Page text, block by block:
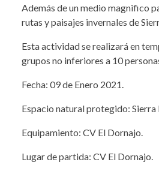
Además de un medio magnifico
rutas y paisajes invernales de
Esta actividad se realizará en
grupos no inferiores a 10
Fecha: 09 de Enero 2021.
Espacio natural protegido: Sierra
Equipamiento: CV El Dornajo.
Lugar de partida: CV El Dornajo.